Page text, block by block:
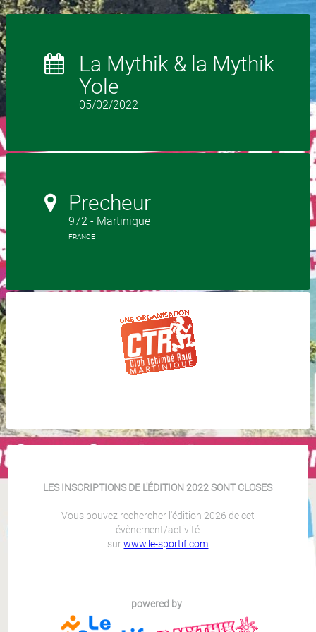
La Mythik & la Mythik
Yole
05/02/2022
Precheur
972 - Martinique
FRANCE
LES INSCRIPTIONS DE L'ÉDITION 2022 SONT CLOSES
Vous pouvez rechercher l'édition 2026 de cet
évènement/activité
surwww.le-sportif.com
powered by